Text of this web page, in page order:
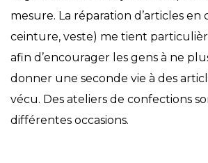
mesure. La réparation d’articles en
ceinture, veste) me tient
afin d’encourager les gens à ne
donner une seconde vie à des
vécu. Des ateliers de confections
différentes occasions.